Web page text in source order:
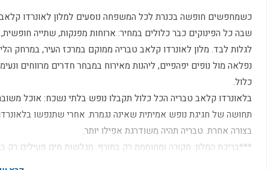
כשמחפשים חופשה בכנרת לכל המשפחה נוסעים למלון לאונרדו
שבה כל הפינוקים כבר כלולים במחיר: ארוחות מפנקות, שתייה חופשית,
לגלות לבד. מלון לאונרדו קלאב טבריה ממוקם במרכז העיר, במרחק
נפלאה מול נופים יפהפיים, ליהנות מאירוח במבחר חדרים מרווחים
כלול.
בלאונרדו קלאב טבריה הכל כלול תקבלו נופש בלתי נשכח: אוכל
תחושה של חגיגת נופש אמיתית שאינה נגמרת. אחרי שתנפשו
בצורה אחרת. טבריה תהיה משודרגת אפילו יותר.
***בריכת המלון: מקורה ומחוממת רק בחורף. מגלשות מים פעילים רק בעונת הרחצה